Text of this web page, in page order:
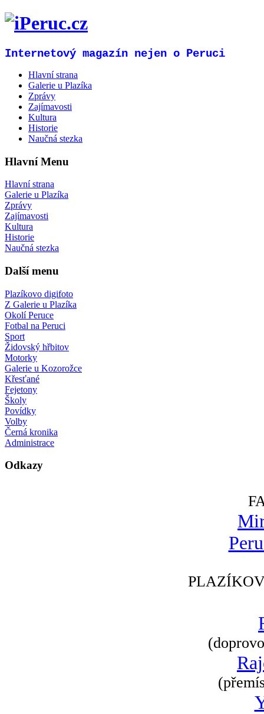
Internetový magazín nejen o Peruci
Hlavní strana
Galerie u Plazíka
Zprávy
Zajímavosti
Kultura
Historie
Naučná stezka
Hlavní Menu
Hlavní strana
Galerie u Plazíka
Zprávy
Zajímavosti
Kultura
Historie
Naučná stezka
Další menu
Plazíkovo digifoto
Z Galerie u Plazíka
Okolí Peruce
Fotbal na Peruci
Sport
Židovský hřbitov
Motorky
Galerie u Kozorožce
Křesťané
Fejetony
Školy
Povídky
Volby
Černá kronika
Administrace
Odkazy